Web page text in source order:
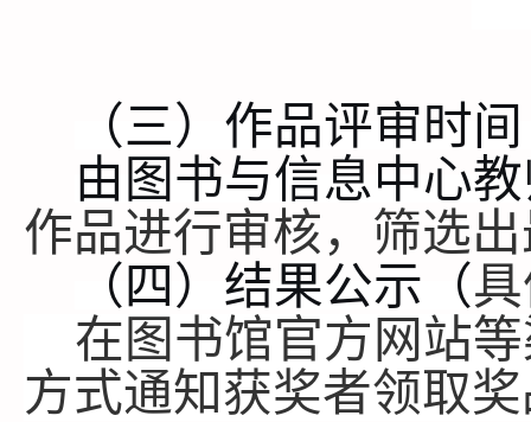
（三）作品评审时间
由图书与信息中心
作品进行审核，筛选
（四）结果公示（
在图书馆官方网站
方式通知获奖者领取